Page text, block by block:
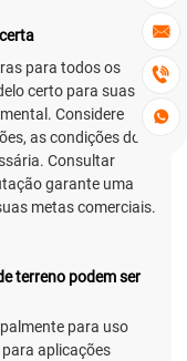



para todos os
certo para suas
Considere
as condições do
Consultar
garante uma
metas comerciais.
terreno podem ser
para uso
aplicações